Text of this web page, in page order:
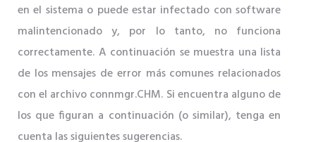
en el sistema o puede estar infectado con software
malintencionado y, por lo tanto, no funciona
correctamente. A continuación se muestra una lista
de los mensajes de error más comunes relacionados
con el archivo connmgr.CHM. Si encuentra alguno de
los que figuran a continuación (o similar), tenga en
cuenta las siguientes sugerencias.